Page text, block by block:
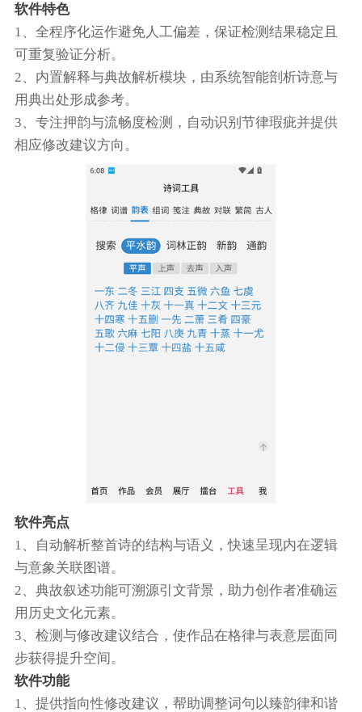
软件特色
1、全程序化运作避免人工偏差，保证检测结果稳定且
可重复验证分析。
2、内置解释与典故解析模块，由系统智能剖析诗意与
用典出处形成参考。
3、专注押韵与流畅度检测，自动识别节律瑕疵并提供
相应修改建议方向。
软件亮点
1、自动解析整首诗的结构与语义，快速呈现内在逻辑
与意象关联图谱。
2、典故叙述功能可溯源引文背景，助力创作者准确运
用历史文化元素。
3、检测与修改建议结合，使作品在格律与表意层面同
步获得提升空间。
软件功能
1、提供指向性修改建议，帮助调整词句以臻韵律和谐